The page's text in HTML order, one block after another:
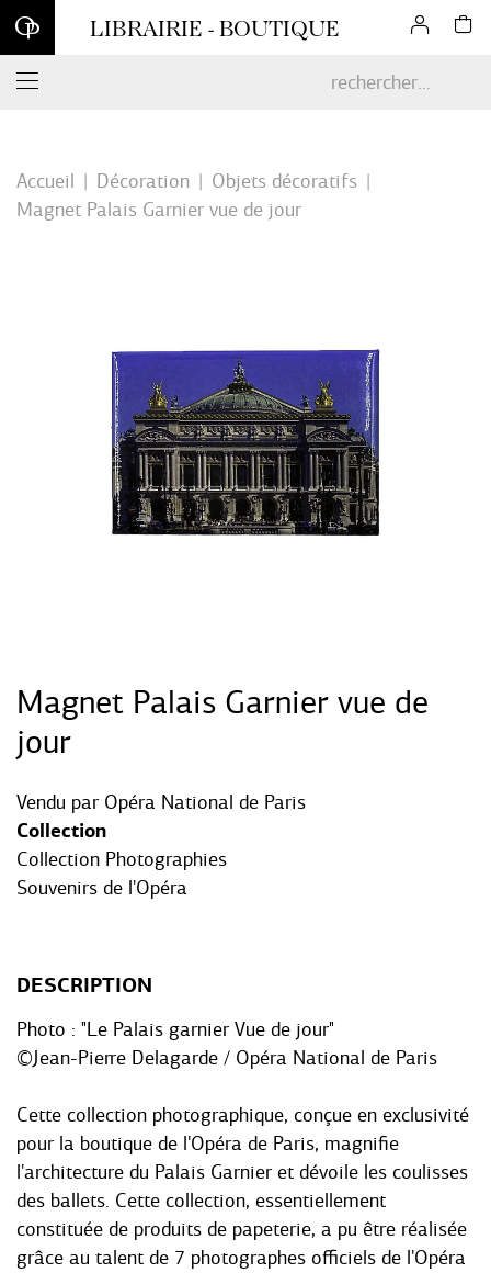
Inscrivez-vous à notre newsletter et profitez d'une remise de 10
% sur votre première commande en ligne*
LIBRAIRIE - BOUTIQUE
Accueil Décoration
Objets décoratifs
Magnet Palais Garnier vue de jour
Magnet Palais Garnier vue de
jour
Vendu par Opéra National de Paris
Collection
Collection Photographies
Souvenirs de l'Opéra
DESCRIPTION
Photo : "Le Palais garnier Vue de jour"
©Jean-Pierre Delagarde / Opéra National de Paris
Cette collection photographique, conçue en exclusivité
pour la boutique de l'Opéra de Paris, magnifie
l'architecture du Palais Garnier et dévoile les coulisses
des ballets. Cette collection, essentiellement
constituée de produits de papeterie, a pu être réalisée
grâce au talent de 7 photographes officiels de l'Opéra